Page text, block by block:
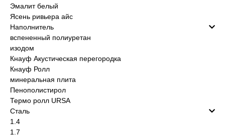
Эмалит белый
Ясень ривьера айс
Наполнитель
вспененный полиуретан
изодом
Кнауф Акустическая перегородка
Кнауф Ролл
минеральная плита
Пенополистирол
Термо ролл URSA
Сталь
1.4
1.7